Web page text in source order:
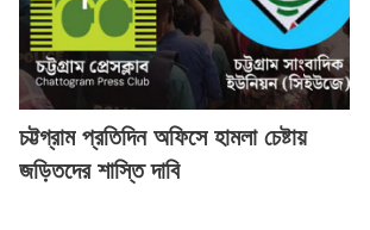
চট্টগ্রাম প্রতিদিন অফিসে হামলা চেষ্টায়
জড়িতদের শাস্তি দাবি